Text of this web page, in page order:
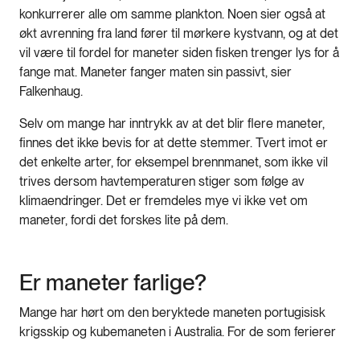
konkurrerer alle om samme plankton. Noen sier også at
økt avrenning fra land fører til mørkere kystvann, og at det
vil være til fordel for maneter siden fisken trenger lys for å
fange mat. Maneter fanger maten sin passivt, sier
Falkenhaug.
Selv om mange har inntrykk av at det blir flere maneter,
finnes det ikke bevis for at dette stemmer. Tvert imot er
det enkelte arter, for eksempel brennmanet, som ikke vil
trives dersom havtemperaturen stiger som følge av
klimaendringer. Det er fremdeles mye vi ikke vet om
maneter, fordi det forskes lite på dem.
Er maneter farlige?
Mange har hørt om den beryktede maneten portugisisk
krigsskip og kubemaneten i Australia. For de som ferierer